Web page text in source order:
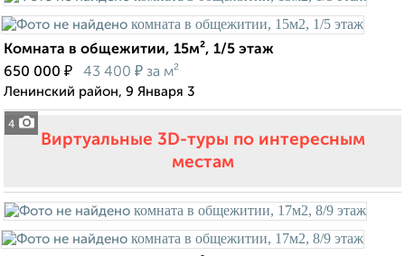
4
Комната в общежитии, 15м², 1/5 этаж
650 000 ₽ 43 400 ₽ за м²
Ленинский район, 9 Января 3
Виртуальные 3D-туры по интересным
местам